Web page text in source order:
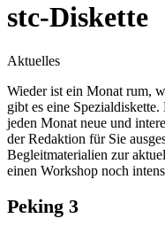
stc-Diskette
Aktuelles
Wieder ist ein Monat rum,
gibt es eine
jeden Monat neue und
der Redaktion für Sie
Begleitmaterialien zur
einen Workshop noch
Peking 3